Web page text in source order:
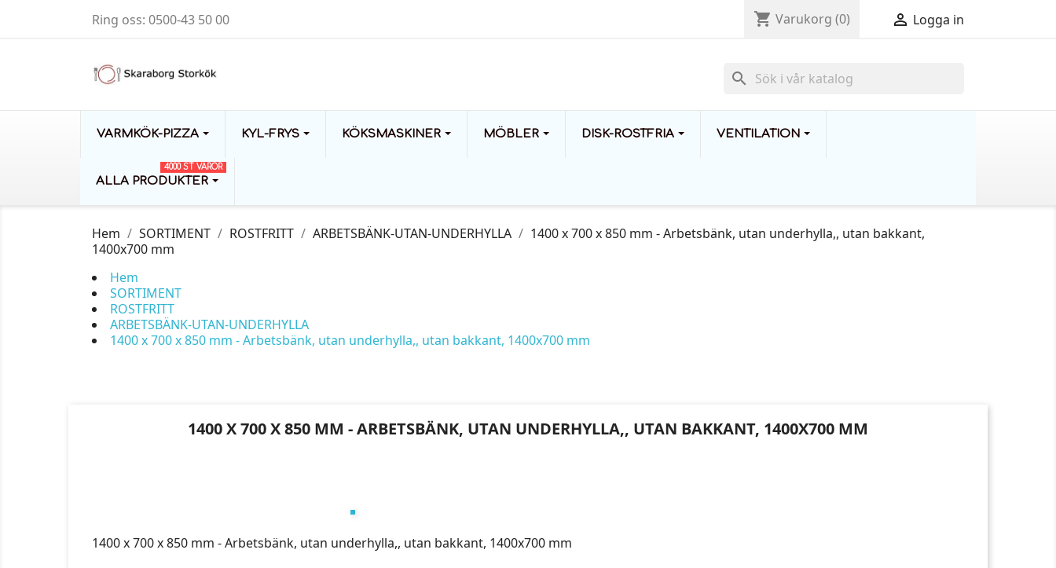
Ring oss: 0500-43 50 00 shopping_cart Varukorg (0)  Logga in
search
VARMKÖK-PIZZA KYL-FRYS KÖKSMASKINER MÖBLER DISK-ROSTFRIA VENTILATION
ALLA PRODUKTER
4000 ST VAROR
Hem SORTIMENT ROSTFRITT ARBETSBÄNK-UTAN-UNDERHYLLA
1400 x 700 x 850 mm - Arbetsbänk, utan underhylla,, utan bakkant,
1400x700 mm
Hem
SORTIMENT
ROSTFRITT
ARBETSBÄNK-UTAN-UNDERHYLLA
1400 x 700 x 850 mm - Arbetsbänk, utan underhylla,, utan bakkant, 1400x700 mm
1400 X 700 X 850 MM - ARBETSBÄNK, UTAN UNDERHYLLA,, UTAN BAKKANT, 1400X700 MM
1400 x 700 x 850 mm - Arbetsbänk, utan underhylla,, utan bakkant, 1400x700 mm